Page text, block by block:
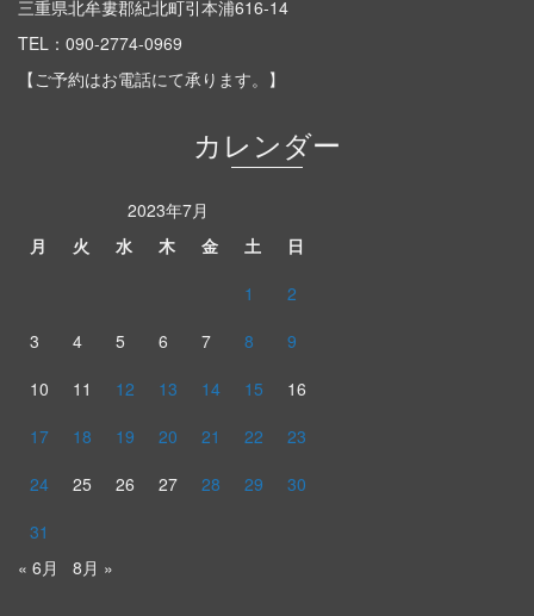
三重県北牟婁郡紀北町引本浦616-14
TEL： 090-2774-0969
【ご予約はお電話にて承ります。】
カレンダー
2023年7月
月
火 水 木 金 土
日
1
2
3
4 5 6 7 8
9
10
11 12 13 14 15
16
17
18 19 20 21 22
23
24
25 26 27 28 29
30
31
« 6月
8月 »